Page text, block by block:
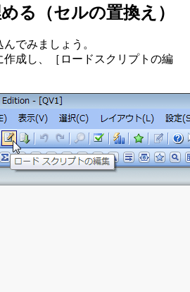
る（セルの置換え）
でみましょう。
作成し、［ロードスクリプトの編